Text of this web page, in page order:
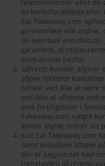
telefonnummer eller de
forkerte/forældede eller
Eat Takeaway.com
gennemføre alle ordrer,
en eventuel annullation.
garantere, at
intet ansvar herfor.
Såfremt kunden afgiver
afgive forkerte
betale, ved ikke at være
ved ikke af afhente
sine forpligtelser i
Takeaway.com nægte
kunne afgive ordrer via
Just Eat Takeaway.com
samt annullere aftaler
der er begrundet tvivl
rigtigheden af ordren